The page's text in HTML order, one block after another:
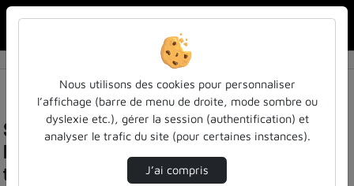
Statistiques de visualisation de la vidéo
Méthodes de diagnostic partagé - cours n°3 -
thème n°2 - mooc diagnostiquer les territoires
Nous utilisons des cookies pour personnaliser
l’affichage (barre de menu de droite, mode sombre ou
dyslexie etc.), gérer la session (authentification) et
analyser le trafic du site (pour certaines instances).
J’ai compris